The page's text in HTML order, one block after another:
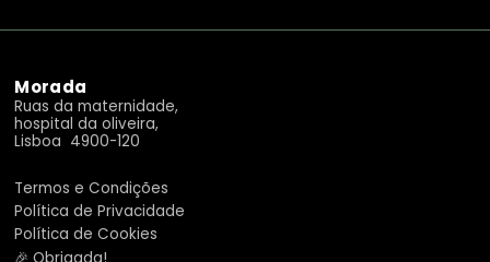
Morada
Ruas da maternidade,
hospital da oliveira,
Lisboa 4900-120
Termos e Condições
Política de Privacidade
Política de Cookies